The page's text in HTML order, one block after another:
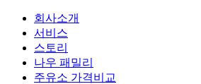
회사소개
서비스
스토리
나우 패밀리
주유소 가격비교